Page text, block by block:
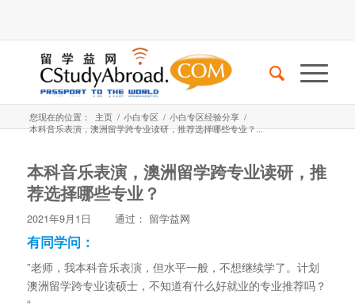
您现在的位置： 主页 / 小白专区 / 小白专区经验分享 /
本科音乐表演，澳洲留学跨专业读研，推荐选择哪些专业？...
本科音乐表演，澳洲留学跨专业读研，推
荐选择哪些专业？
2021年9月1日 通过： 留学益网
有同学问：
”老师，我本科音乐表演，但水平一般，不想继续学了。计划
澳洲留学跨专业读硕士，不知道有什么好就业的专业推荐吗？